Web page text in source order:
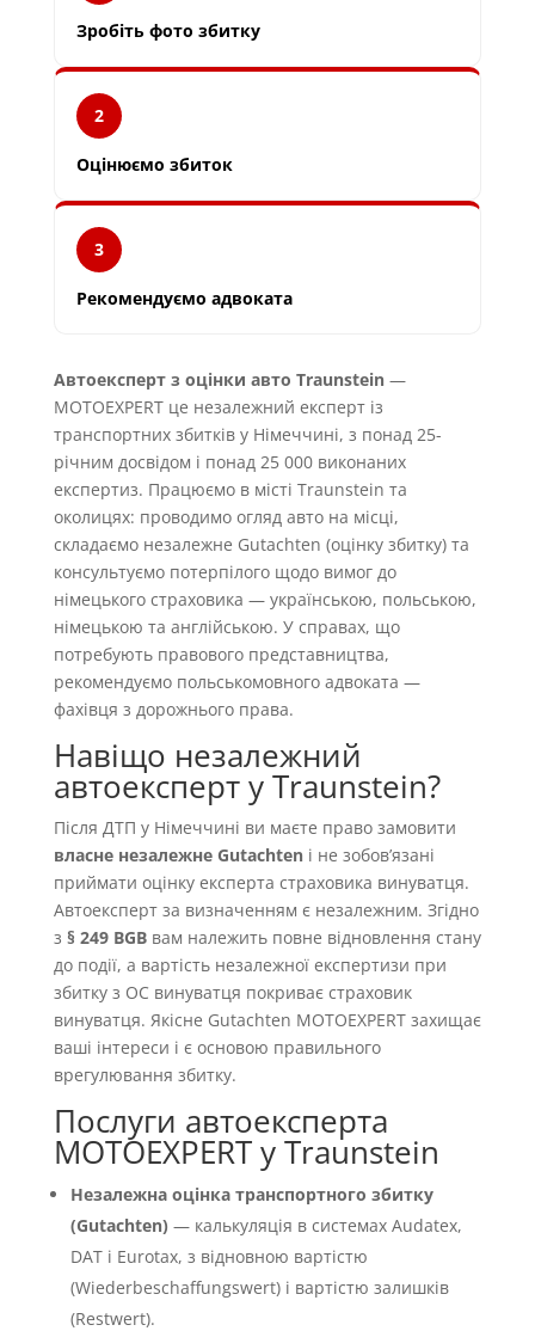
Зробіть фото збитку
2
Оцінюємо збиток
3
Рекомендуємо адвоката
Автоексперт з оцінки авто Traunstein—
MOTOEXPERT це незалежний експерт із
транспортних збитків у Німеччині, з понад 25-
річним досвідом і понад 25 000 виконаних
експертиз. Працюємо в місті Traunstein та
околицях: проводимо огляд авто на місці,
складаємо незалежне Gutachten (оцінку збитку) та
консультуємо потерпілого щодо вимог до
німецького страховика — українською, польською,
німецькою та англійською. У справах, що
потребують правового представництва,
рекомендуємо польськомовного адвоката —
фахівця з дорожнього права.
Навіщо незалежний
автоексперт у Traunstein?
Після ДТП у Німеччині ви маєте право замовити
власне незалежне Gutachtenі не зобовʼязані
приймати оцінку експерта страховика винуватця.
Автоексперт за визначенням є незалежним. Згідно
з § 249 BGBвам належить повне відновлення стану
до події, а вартість незалежної експертизи при
збитку з OC винуватця покриває страховик
винуватця. Якісне Gutachten MOTOEXPERT захищає
ваші інтереси і є основою правильного
врегулювання збитку.
Послуги автоексперта
MOTOEXPERT у Traunstein
Незалежна оцінка транспортного збитку
(Gutachten) — калькуляція в системах Audatex,
DAT і Eurotax, з відновною вартістю
(Wiederbeschaffungswert) і вартістю залишків
(Restwert).